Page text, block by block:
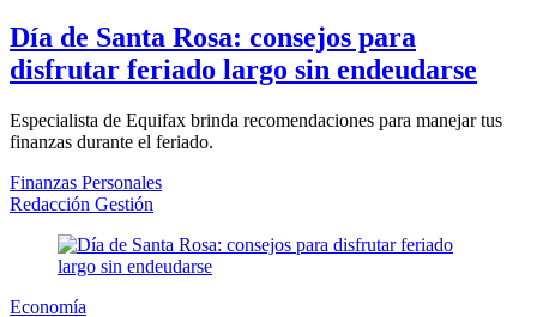
Día de Santa Rosa: consejos para
disfrutar feriado largo sin endeudarse
Especialista de Equifax brinda recomendaciones para manejar tus
finanzas durante el feriado.
Finanzas Personales
Redacción Gestión
Economía